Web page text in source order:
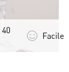
Facile